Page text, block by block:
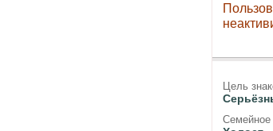
Цель
Семейное